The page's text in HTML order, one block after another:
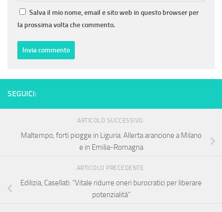
Salva il mio nome, email e sito web in questo browser per
la prossima volta che commento.
SEGUICI:
ARTICOLO SUCCESSIVO
Maltempo, forti piogge in Liguria. Allerta arancione a Milano
e in Emilia-Romagna
ARTICOLO PRECEDENTE
Edilizia, Casellati: “Vitale ridurre oneri burocratici per liberare
potenzialità”